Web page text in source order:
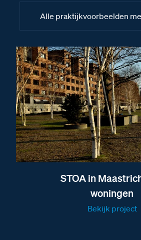
Alle praktijkvoorbeelden
STOA in
woningen
Bekijk project